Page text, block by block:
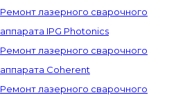
Ремонт лазерного сварочного
аппарата IPG Photonics
Ремонт лазерного сварочного
аппарата Coherent
Ремонт лазерного сварочного